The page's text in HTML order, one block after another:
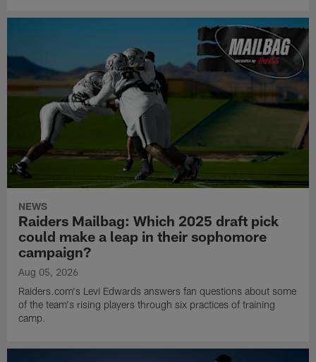
NEWS
Raiders Mailbag: Which 2025 draft pick
could make a leap in their sophomore
campaign?
Aug 05, 2026
Raiders.com's Levi Edwards answers fan questions about some
of the team's rising players through six practices of training
camp.